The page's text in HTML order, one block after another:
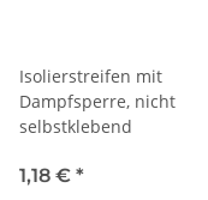
Isolierstreifen mit
Dampfsperre, nicht
selbstklebend
1,18 € *